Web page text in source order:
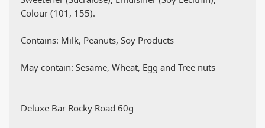
Colour (101, 155).
Contains: Milk, Peanuts, Soy Products
May contain: Sesame, Wheat, Egg and Tree nuts
Deluxe Bar Rocky Road 60g